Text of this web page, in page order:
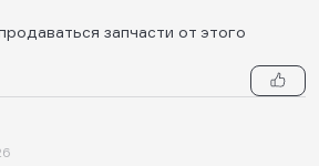
запчасти от этого